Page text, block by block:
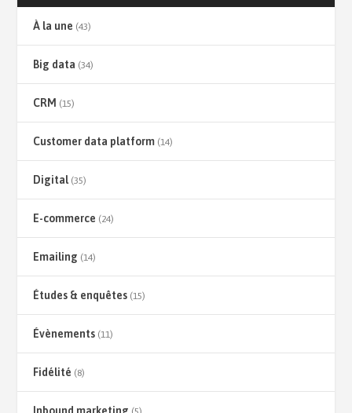
À la une (43)
Big data (34)
CRM (15)
Customer data platform (14)
Digital(35)
E-commerce (24)
Emailing (14)
Études & enquêtes (15)
Évènements (11)
Fidélité (8)